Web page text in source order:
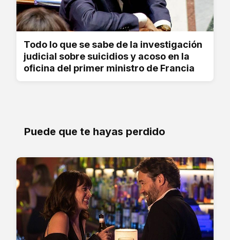
Todo lo que se sabe de la investigación
judicial sobre suicidios y acoso en la
oficina del primer ministro de Francia
Puede que te hayas perdido